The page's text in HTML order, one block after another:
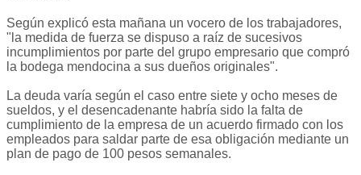
Según explicó esta mañana un vocero de los trabajadores,
"la medida de fuerza se dispuso a raíz de sucesivos
incumplimientos por parte del grupo empresario que compró
la bodega mendocina a sus dueños originales".
La deuda varía según el caso entre siete y ocho meses de
sueldos, y el desencadenante habría sido la falta de
cumplimiento de la empresa de un acuerdo firmado con los
empleados para saldar parte de esa obligación mediante un
plan de pago de 100 pesos semanales.